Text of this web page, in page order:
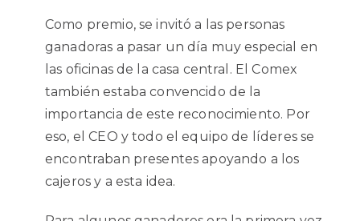
Como premio, se invitó a las personas
ganadoras a pasar un día muy especial en
las oficinas de la casa central. El Comex
también estaba convencido de la
importancia de este reconocimiento. Por
eso, el CEO y todo el equipo de líderes se
encontraban presentes apoyando a los
cajeros y a esta idea.